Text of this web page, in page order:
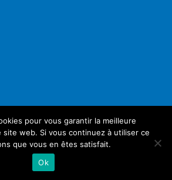
pour vous garantir la meilleure
web. Si vous continuez à utiliser ce
que vous en êtes satisfait.
Ok